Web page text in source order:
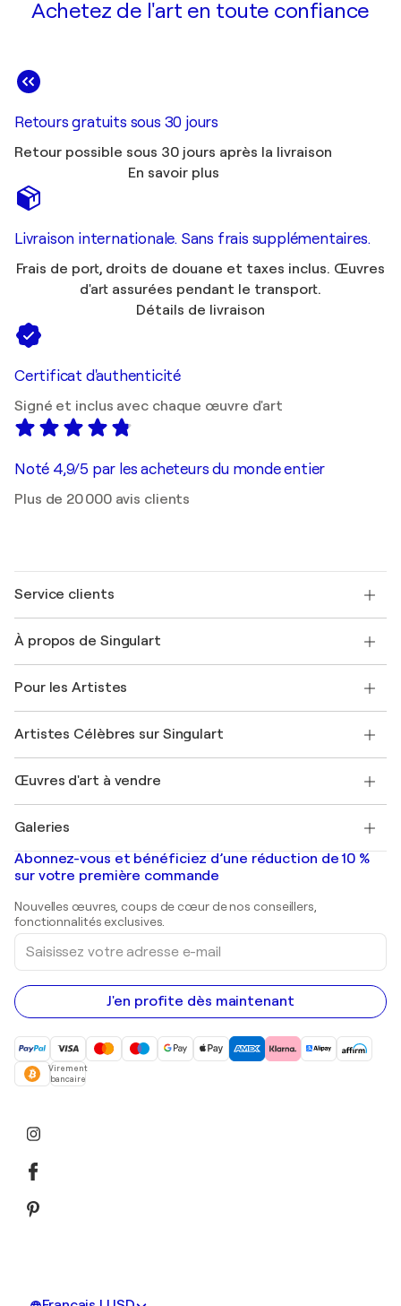
Achetez de l'art en toute confiance
Retours gratuits sous 30 jours
Retour possible sous 30 jours après la livraison
En savoir plus
Livraison internationale. Sans frais supplémentaires.
Frais de port, droits de douane et taxes inclus. Œuvres
d'art assurées pendant le transport.
Détails de livraison
Certificat d'authenticité
Signé et inclus avec chaque œuvre d'art
Noté 4,9/5 par les acheteurs du monde entier
Plus de 20 000 avis clients
Service clients
Expédition
Offrir une carte cadeau
Rejoignez notre programme commercial
Mon compte
+33 1 76 44 06 42
À propos de Singulart
FAQ
Magazine Singulart
Emplois
Découvrez une sélection d'art original
Pour les Artistes
Se connecter en tant qu'Artiste
Artistes Célèbres sur Singulart
Marc Chagall
Banksy
Mr. Brainwash
Shepard Fairey
Œuvres d'art à vendre
Tableaux abstraits à vendre
Peintures de paysage
Estampes
Peintures acryliques
Galeries
Galeries d'art en France
Galeries d'art en Belgique
Abonnez-vous et bénéficiez d’une réduction de 10 %
sur votre première commande
Nouvelles œuvres, coups de cœur de nos conseillers,
fonctionnalités exclusives.
Saisissez
votre
adresse
e-
mail
J'en profite dès maintenant
Virement
bancaire